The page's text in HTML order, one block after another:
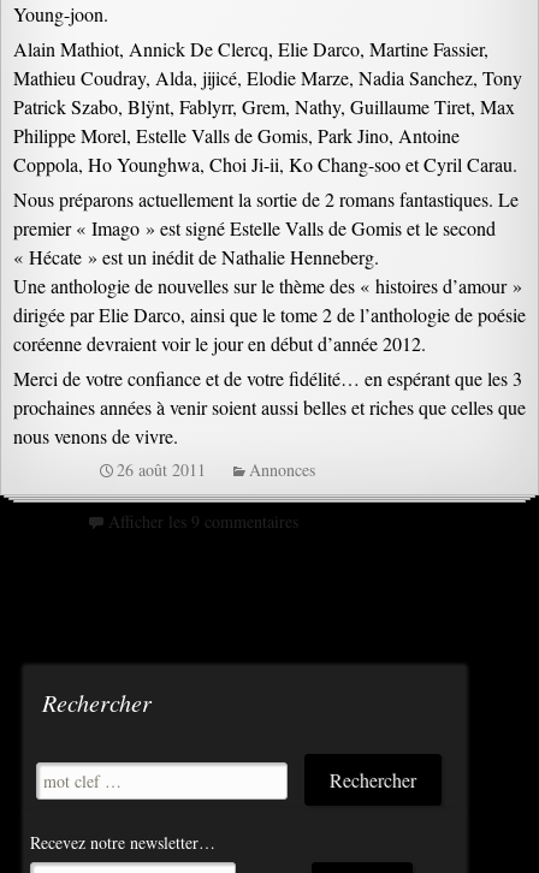
Young-joon.
Alain Mathiot, Annick De Clercq, Elie Darco, Martine Fassier,
Mathieu Coudray, Alda, jijicé, Elodie Marze, Nadia Sanchez, Tony
Patrick Szabo, Blÿnt, Fablyrr, Grem, Nathy, Guillaume Tiret, Max
Philippe Morel, Estelle Valls de Gomis, Park Jino, Antoine
Coppola, Ho Younghwa, Choi Ji-ii, Ko Chang-soo et Cyril Carau.
Nous préparons actuellement la sortie de 2 romans fantastiques. Le
premier « Imago » est signé Estelle Valls de Gomis et le second
« Hécate » est un inédit de Nathalie Henneberg.
Une anthologie de nouvelles sur le thème des « histoires d’amour »
dirigée par Elie Darco, ainsi que le tome 2 de l’anthologie de poésie
coréenne devraient voir le jour en début d’année 2012.
Merci de votre confiance et de votre fidélité… en espérant que les 3
prochaines années à venir soient aussi belles et riches que celles que
nous venons de vivre.
26 août 2011 Annonces
Afficher les 9 commentaires
Rechercher
Recevez notre newsletter…